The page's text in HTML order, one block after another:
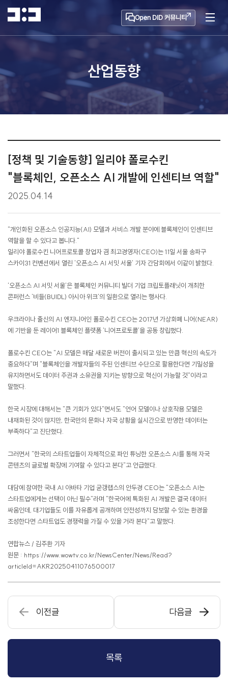
Open DID 커뮤니티
산업동향
[정책 및 기술동향] 일리야 폴로수킨
"블록체인, 오픈소스 AI 개발에 인센티브 역할"
2025.04.14
"개인화된 오픈소스 인공지능(AI) 모델과 서비스 개발 분야에 블록체인이 인센티브
역할을 할 수 있다고 봅니다."
일리야 폴로수킨 니어프로토콜 창업자 겸 최고경영자(CEO)는 11일 서울 송파구
스카이31 컨벤션에서 열린 '오픈소스 AI 서밋 서울' 기자 간담회에서 이같이 밝혔다.
'오픈소스 AI 서밋 서울'은 블록체인 커뮤니티 빌더 기업 크립토플래닛이 개최한
콘퍼런스 '비들(BUIDL) 아시아 위크'의 일환으로 열리는 행사다.
우크라이나 출신의 AI 엔지니어인 폴로수킨 CEO는 2017년 가상화폐 니어(NEAR)
에 기반을 둔 레이어1 블록체인 플랫폼 '니어프로토콜'을 공동 창립했다.
폴로수킨 CEO는 "AI 모델은 매달 새로운 버전이 출시되고 있는 만큼 혁신의 속도가
중요하다"며 "블록체인을 개발자들의 주된 인센티브 수단으로 활용한다면 기밀성을
유지하면서도 데이터 주권과 소유권을 지키는 방향으로 혁신이 가능할 것"이라고
말했다.
한국 시장에 대해서는 "큰 기회가 있다"면서도 "언어 모델이나 상호작용 모델은
내재화된 것이 많지만, 한국만의 문화나 자국 상황을 실시간으로 반영한 데이터는
부족하다"고 진단했다.
그러면서 "한국의 스타트업들이 자체적으로 파인 튜닝한 오픈소스 AI를 통해 자국
콘텐츠의 글로벌 확장에 기여할 수 있다고 본다"고 언급했다.
대담에 참여한 국내 AI 아바타 기업 굳갱랩스의 안두경 CEO는 "오픈소스 AI는
스타트업에게는 선택이 아닌 필수"라며 "한국어에 특화된 AI 개발은 결국 데이터
싸움인데, 대기업들도 이를 자유롭게 공개하며 안전성까지 담보할 수 있는 환경을
조성한다면 스타트업도 경쟁력을 가질 수 있을 거라 본다"고 말했다.
연합뉴스 / 김주환 기자
원문 : https://www.wowtv.co.kr/NewsCenter/News/Read?
articleId=AKR20250411076500017
이전글 다음글
목록